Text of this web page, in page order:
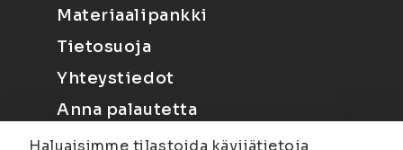
Materiaalipankki
Tietosuoja
Yhteystiedot
Anna palautetta
Haluaisimme tilastoida kävijätietoja